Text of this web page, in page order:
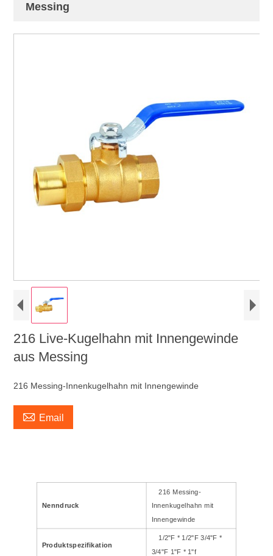
Messing
216 Live-Kugelhahn mit Innengewinde
aus Messing
216 Messing-Innenkugelhahn mit Innengewinde
 Email
Nenndruck
216 Messing-
Innenkugelhahn mit
Innengewinde
Produktspezifikation
1/2"F * 1/2"F 3/4"F *
3/4"F 1"F * 1"f